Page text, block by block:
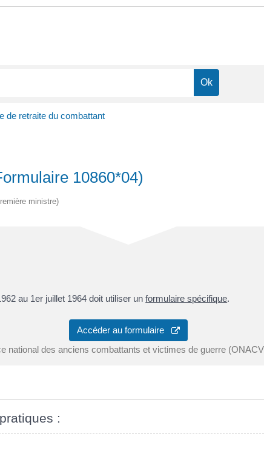
de retraite du combattant
10860*04)
ministre)
au 1er juillet 1964 doit utiliser unformulaire spécifique.
Accéder au formulaire
national des anciens combattants et victimes de guerre
: